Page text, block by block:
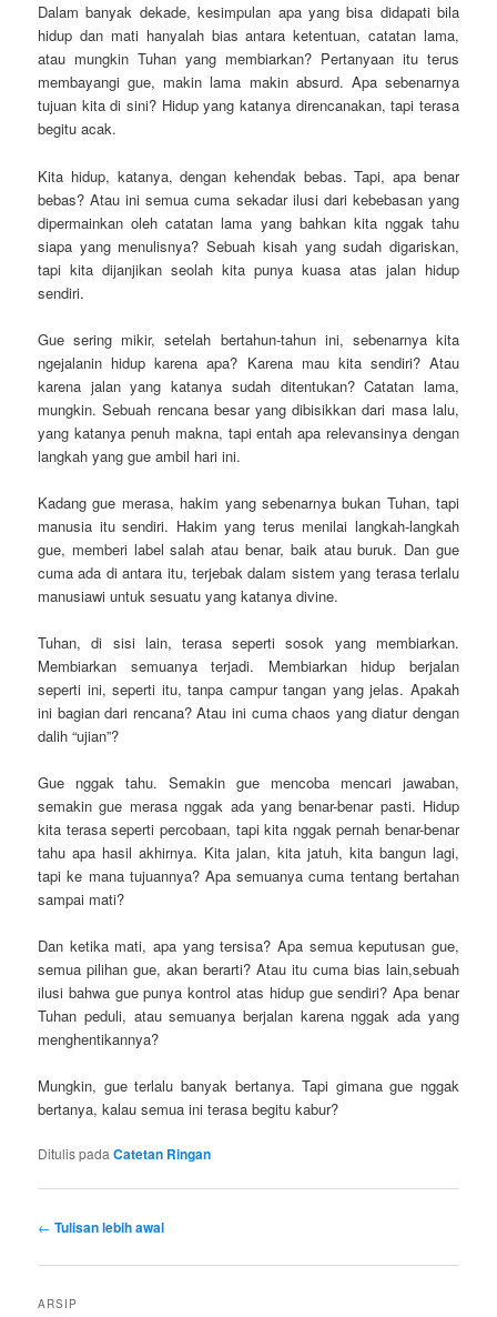
Dalam banyak dekade, kesimpulan apa yang bisa didapati bila
hidup dan mati hanyalah bias antara ketentuan, catatan lama,
atau mungkin Tuhan yang membiarkan? Pertanyaan itu terus
membayangi gue, makin lama makin absurd. Apa sebenarnya
tujuan kita di sini? Hidup yang katanya direncanakan, tapi terasa
begitu acak.
Kita hidup, katanya, dengan kehendak bebas. Tapi, apa benar
bebas? Atau ini semua cuma sekadar ilusi dari kebebasan yang
dipermainkan oleh catatan lama yang bahkan kita nggak tahu
siapa yang menulisnya? Sebuah kisah yang sudah digariskan,
tapi kita dijanjikan seolah kita punya kuasa atas jalan hidup
sendiri.
Gue sering mikir, setelah bertahun-tahun ini, sebenarnya kita
ngejalanin hidup karena apa? Karena mau kita sendiri? Atau
karena jalan yang katanya sudah ditentukan? Catatan lama,
mungkin. Sebuah rencana besar yang dibisikkan dari masa lalu,
yang katanya penuh makna, tapi entah apa relevansinya dengan
langkah yang gue ambil hari ini.
Kadang gue merasa, hakim yang sebenarnya bukan Tuhan, tapi
manusia itu sendiri. Hakim yang terus menilai langkah-langkah
gue, memberi label salah atau benar, baik atau buruk. Dan gue
cuma ada di antara itu, terjebak dalam sistem yang terasa terlalu
manusiawi untuk sesuatu yang katanya divine.
Tuhan, di sisi lain, terasa seperti sosok yang membiarkan.
Membiarkan semuanya terjadi. Membiarkan hidup berjalan
seperti ini, seperti itu, tanpa campur tangan yang jelas. Apakah
ini bagian dari rencana? Atau ini cuma chaos yang diatur dengan
dalih “ujian”?
Gue nggak tahu. Semakin gue mencoba mencari jawaban,
semakin gue merasa nggak ada yang benar-benar pasti. Hidup
kita terasa seperti percobaan, tapi kita nggak pernah benar-benar
tahu apa hasil akhirnya. Kita jalan, kita jatuh, kita bangun lagi,
tapi ke mana tujuannya? Apa semuanya cuma tentang bertahan
sampai mati?
Dan ketika mati, apa yang tersisa? Apa semua keputusan gue,
semua pilihan gue, akan berarti? Atau itu cuma bias lain,sebuah
ilusi bahwa gue punya kontrol atas hidup gue sendiri? Apa benar
Tuhan peduli, atau semuanya berjalan karena nggak ada yang
menghentikannya?
Mungkin, gue terlalu banyak bertanya. Tapi gimana gue nggak
bertanya, kalau semua ini terasa begitu kabur?
Ditulis padaCatetan Ringan
Navigasi
← Tulisan lebih awal
ARSIP